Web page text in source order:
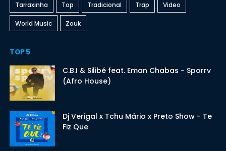
Tarraxinha Top Tradicional Trap Video
World Music Zouk
TOP 5
C.B.I & Silibé feat. Eman Chabas - Sporrv
(Afro House)
Dj Verigal x Tchu Mário x Preto Show - Te
Fiz Que